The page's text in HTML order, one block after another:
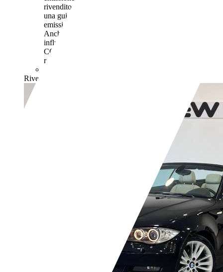
rivenditore deve rendere disponibile nel punto vendita
una guida gratuita su risparmio di carburante e
emissioni di CO2 dei nuovi modelli di autovetture.
Anche stile di guida e altri fattori non tecnici
influiscono su consumo di carburante e emissioni di
CO2. Il CO2 è il gas a effetto serra principalmente
responsabile del riscaldamento terrestre.
Rivenditore,